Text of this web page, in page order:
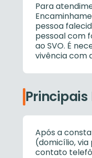
Para
pessoa
pessoal com
ao SVO. É
vivência com
Após a
(domicílio,
contato